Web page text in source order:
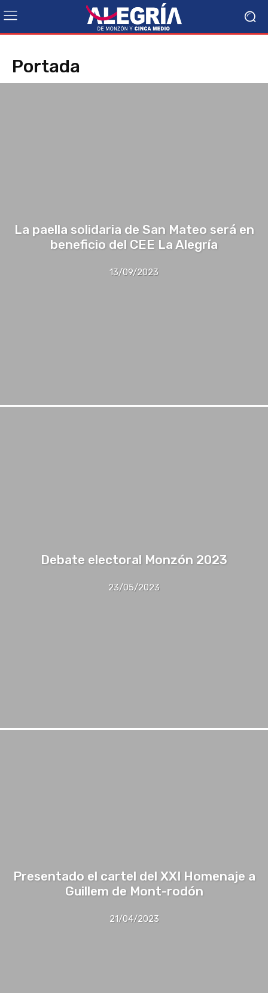
Portada
La paella solidaria de San Mateo será en
beneficio del CEE La Alegría
13/09/2023
Debate electoral Monzón 2023
23/05/2023
Presentado el cartel del XXI Homenaje a
Guillem de Mont-rodón
21/04/2023